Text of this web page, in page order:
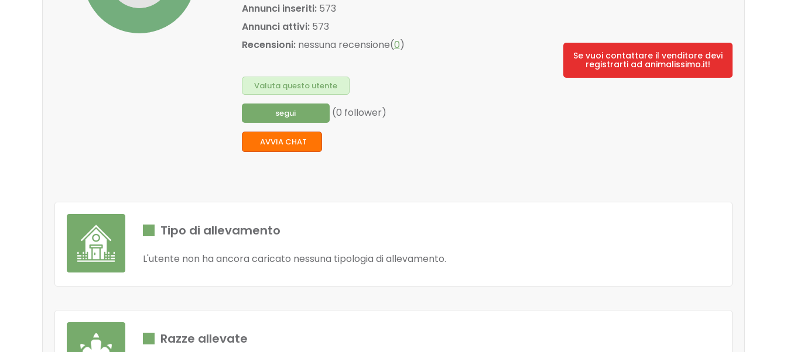
Annunci inseriti: 573
Annunci attivi: 573
Recensioni: nessuna recensione(0)
Valuta questo utente
segui (0 follower)
AVVIA CHAT
Se vuoi contattare il venditore devi
registrarti ad animalissimo.it!
Tipo di allevamento
L'utente non ha ancora caricato nessuna tipologia di allevamento.
Razze allevate